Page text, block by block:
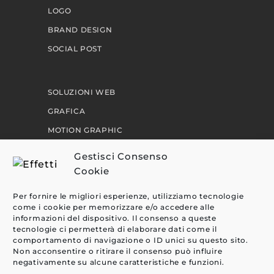
Gestisci Consenso
Cookie
Per fornire le migliori esperienze, utilizziamo tecnologie
come i cookie per memorizzare e/o accedere alle
informazioni del dispositivo. Il consenso a queste
tecnologie ci permetterà di elaborare dati come il
comportamento di navigazione o ID unici su questo sito.
Non acconsentire o ritirare il consenso può influire
negativamente su alcune caratteristiche e funzioni.
LOGO
BRAND DESIGN
SOCIAL POST
SOLUZIONI WEB
GRAFICA
MOTION GRAPHIC
EFFETTI
CLIENTI
BLOG
CONTATTI